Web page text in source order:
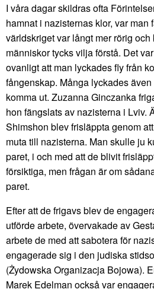
I våra dagar skildras ofta
hamnat i nazisternas klor, var man
världskriget var långt mer rörig
människor tycks vilja förstå. Det
ovanligt att man lyckades fly från
fångenskap. Många lyckades
komma ut. Zuzanna Ginczanka
hon fängslats av nazisterna i Lviv.
Shimshon blev frisläppta genom
muta till nazisterna. Man skulle ju
paret, i och med att de blivit
försiktiga, men frågan är om
paret.
Efter att de frigavs blev de
utförde arbete, övervakade av
arbete de med att sabotera för
engagerade sig i den judiska
(Żydowska Organizacja Bojowa).
Marek Edelman också var